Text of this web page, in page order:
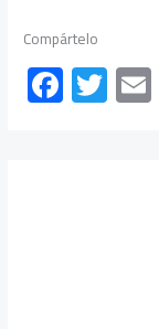
Compártelo
F
ac
T
wi